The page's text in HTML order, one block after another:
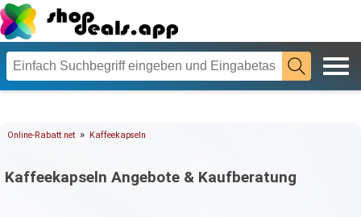
Online-Rabatt.net » Kaffeekapseln
Kaffeekapseln Angebote & Kaufberatung